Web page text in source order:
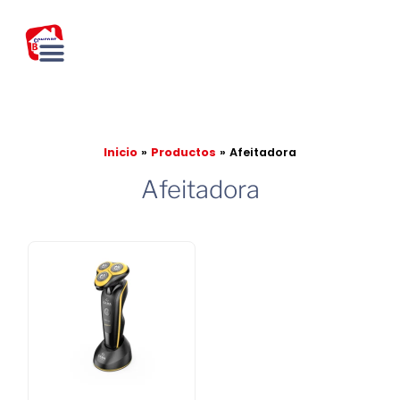
contenido
Inicio Productos Afeitadora
Afeitadora